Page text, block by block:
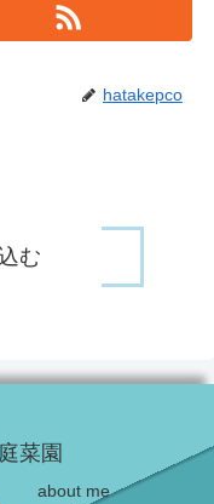
hatakepco
む
菜園
about me